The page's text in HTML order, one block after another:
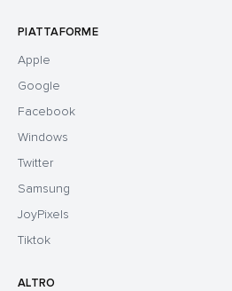
PIATTAFORME
Apple
Google
Facebook
Windows
Twitter
Samsung
JoyPixels
Tiktok
ALTRO